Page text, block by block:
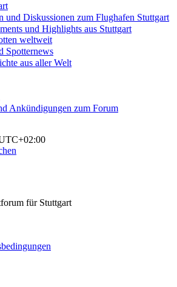
Diskussionen zum Flughafen Stuttgart
und Highlights aus Stuttgart
weltweit
aus aller Welt
Ankündigungen zum Forum
für Stuttgart